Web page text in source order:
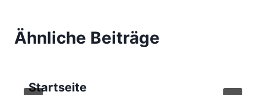
Ähnliche Beiträge
Startseite